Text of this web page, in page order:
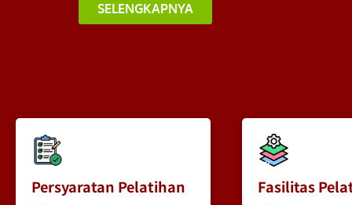
SELENGKAPNYA
Persyaratan Pelatihan Fasilitas